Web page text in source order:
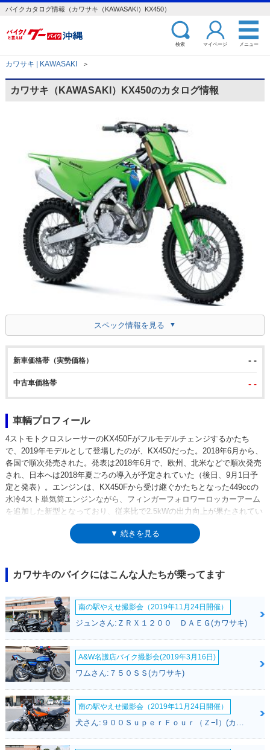
バイクカタログ情報（カワサキ（KAWASAKI）KX450）
検索 マイページ メニュー
カワサキ | KAWASAKI ＞
カワサキ（KAWASAKI）KX450のカタログ情報
スペック情報を見る
新車価格帯（実勢価格） - -
中古車価格帯 - -
車輌プロフィール
4ストモトクロスレーサーのKX450Fがフルモデルチェンジするかたち
で、2019年モデルとして登場したのが、KX450だった。2018年6月から、
各国で順次発売された。発表は2018年6月で、欧州、北米などで順次発売
され、日本へは2018年夏ごろの導入が予定されていた（後日、9月1日予
定と発表）。エンジンは、KX450Fから受け継ぐかたちとなった449ccの
水冷4スト単気筒エンジンながら、フィンガーフォロワーロッカーアーム
を追加した新型となっており、従来比で2.5kWの出力向上が果たされてい
た。また、KXレーサーとして初となる、セルフスターターと油圧クラッ
チを装備。レース中の再始動や変速が及ぼす体力負担を軽減するサポート
ッテリーの恩恵もあった。また、レーススタート時のロスを低減する「ロ
ーンチコントロールシステム」も装備。これはファクトリーレーサーと同
じ仕様の装備だった。2021年モデルでは、ピストンのフリクション低減
やクラッチの強化などを行った。2024年モデルではフレームを一新。吸
気システムにダウンドラフトインテークを採用した。2024年モデルに
は、KX・シリーズの50周年記念カラーモデルも設定された。2027年モデ
を搭載したフルサイズのモトクロス/エンデューロレーサー、
KX327/KX327Xが登場したため。再度、4（Four）のFを付けることにな
った。※KX450は競技専用モデルであり、公道走行不可
▼ 続きを見る
カワサキのバイクにはこんな人たちが乗ってます
南の駅やえせ撮影会（2019年11月24日開催）
ジュンさん:ＺＲＸ１２００ ＤＡＥＧ(カワサキ)
A&W名護店バイク撮影会(2019年3月16日)
ワムさん:７５０ＳＳ(カワサキ)
南の駅やえせ撮影会（2019年11月24日開催）